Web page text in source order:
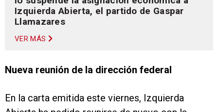
Izquierda Abierta, el partido de Gaspar
Llamazares
VER MÁS
Nueva reunión de la dirección federal
En la carta emitida este viernes, Izquierda